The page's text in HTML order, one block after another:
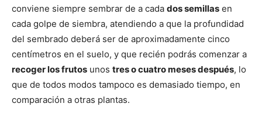
conviene siempre sembrar de a cada dos semillas en
cada golpe de siembra, atendiendo a que la profundidad
del sembrado deberá ser de aproximadamente cinco
centímetros en el suelo, y que recién podrás comenzar a
recoger los frutos unos tres o cuatro meses después, lo
que de todos modos tampoco es demasiado tiempo, en
comparación a otras plantas.